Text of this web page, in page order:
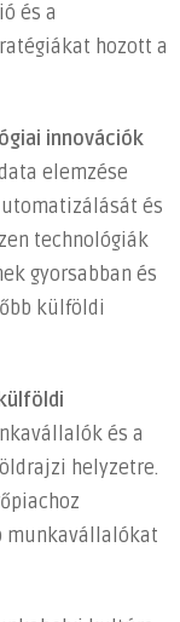
és a
hozott a
innovációk
elemzése
és
technológiák
gyorsabban és
külföldi
és a
helyzetre.
munkavállalókat